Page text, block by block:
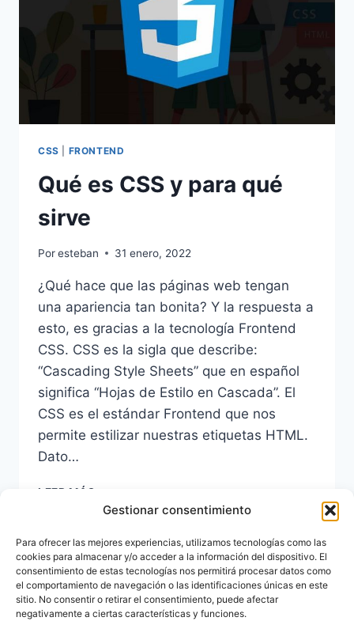
Gestionar consentimiento
Para ofrecer las mejores experiencias, utilizamos tecnologías como las
cookies para almacenar y/o acceder a la información del dispositivo. El
consentimiento de estas tecnologías nos permitirá procesar datos como
el comportamiento de navegación o las identificaciones únicas en este
sitio. No consentir o retirar el consentimiento, puede afectar
negativamente a ciertas características y funciones.
CSS FRONTEND
Qué es CSS y para qué
sirve
Poresteban 31 enero, 2022
¿Qué hace que las páginas web tengan
una apariencia tan bonita? Y la respuesta a
esto, es gracias a la tecnología Frontend
CSS. CSS es la sigla que describe:
“Cascading Style Sheets” que en español
significa “Hojas de Estilo en Cascada”. El
CSS es el estándar Frontend que nos
permite estilizar nuestras etiquetas HTML.
Dato…
LEER MÁS
ES
Y
PARA
QUÉ
SIRVE
Navegación
de
Página
anterior
1 2 3 4
Siguiente
página